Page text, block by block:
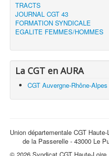
TRACTS
JOURNAL CGT 43
FORMATION SYNDICALE
EGALITE FEMMES/HOMMES
La CGT en AURA
CGT Auvergne-Rhône-Alpes
Union départementale CGT
de la Passerelle - 43000 Le